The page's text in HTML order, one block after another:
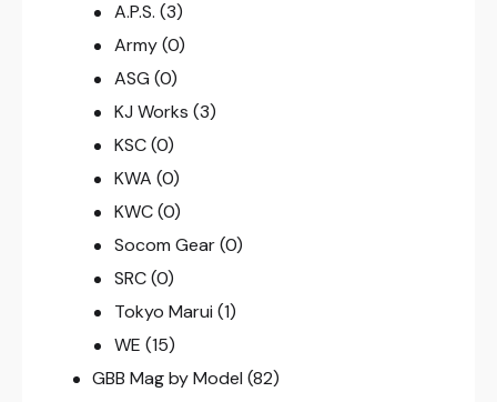
A.P.S. (3)
Army (0)
ASG (0)
KJ Works (3)
KSC (0)
KWA (0)
KWC (0)
Socom Gear (0)
SRC (0)
Tokyo Marui (1)
WE (15)
GBB Mag by Model (82)